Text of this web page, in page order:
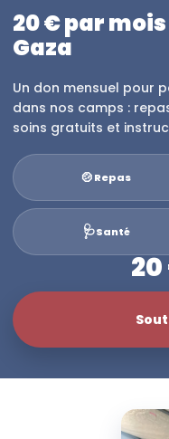
20 € par
Gaza
Un don mensuel pour
dans nos camps :
soins gratuits et
🍲Repas
🩺Santé